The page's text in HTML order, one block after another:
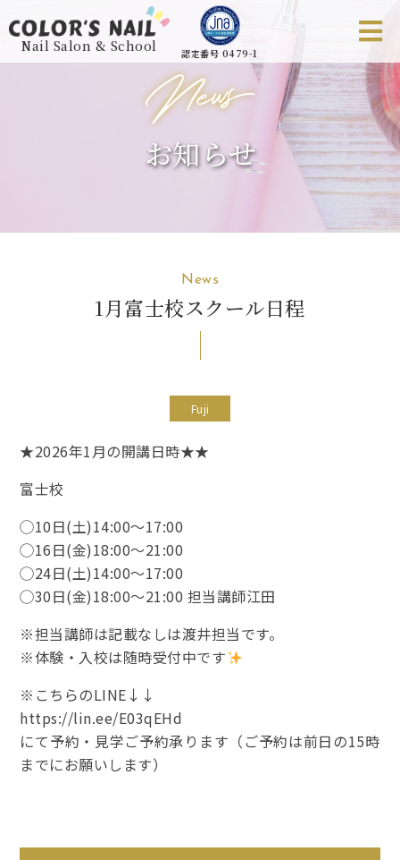
Nail Salon & School 認定番号 0479-1
お知らせ
News
1月富士校スクール日程
Fuji
★2026年1月の開講日時★★
富士校
◯10日(土)14:00〜17:00
◯16日(金)18:00〜21:00
◯24日(土)14:00〜17:00
◯30日(金)18:00〜21:00 担当講師江田
※担当講師は記載なしは渡井担当です。
※体験・入校は随時受付中です
※こちらのLINE↓↓
https://lin.ee/E03qEHd
にて予約・見学ご予約承ります（ご予約は前日の15時
までにお願いします）